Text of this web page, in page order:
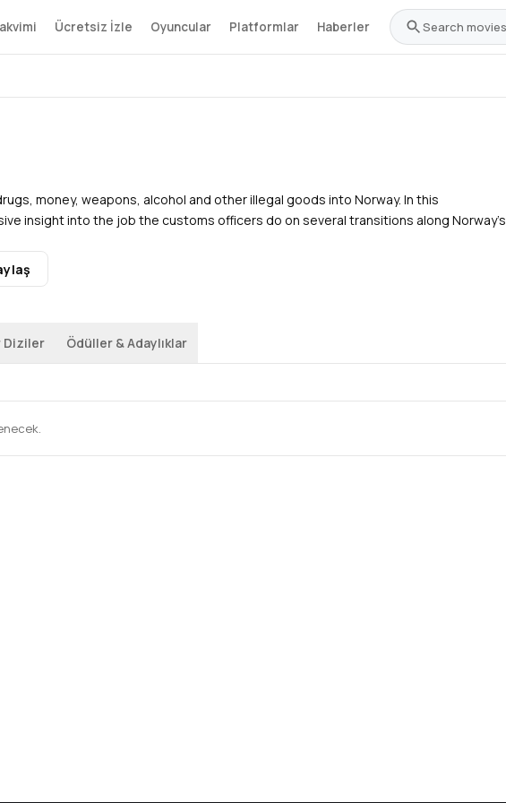
Ücretsiz İzle Oyuncular Platformlar Haberler
6 Sezon114 BölümBelgesel,Gerçeklik
money, weapons, alcohol and other illegal goods into Norway. In this
insight into the job the customs officers do on several transitions along Norway's
Diziler Ödüller & Adaylıklar